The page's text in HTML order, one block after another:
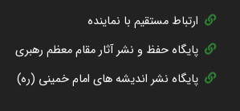
ارتباط مستقیم با نماینده
پایگاه حفظ و نشر آثار مقام معظم رهبری
پایگاه نشر اندیشه های امام خمینی (ره)